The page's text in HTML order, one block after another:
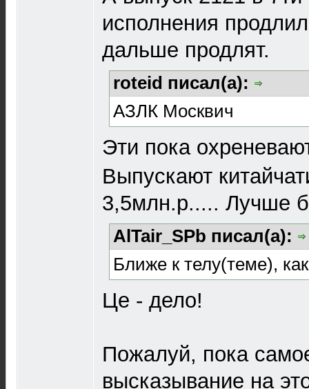
исполнения
дальше продлят.
roteid писал(а):
АЗЛК Москвич
Эти пока
Выпускают
3,5млн.р..... Лучше
AlTair_SPb писал(а):
Ближе к телу(теме),
Це - дело!
Пожалуй, пока
высказывание на